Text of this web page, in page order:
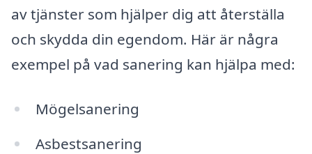
av tjänster som hjälper dig att återställa
och skydda din egendom. Här är några
exempel på vad sanering kan hjälpa med:
Mögelsanering
Asbestsanering